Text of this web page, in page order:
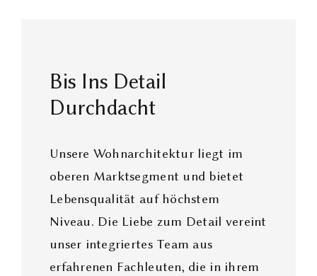
Bis Ins Detail
Durchdacht
Unsere Wohnarchitektur liegt im
oberen Marktsegment und bietet
Lebensqualität auf höchstem
Niveau. Die Liebe zum Detail vereint
unser integriertes Team aus
erfahrenen Fachleuten, die in ihrem